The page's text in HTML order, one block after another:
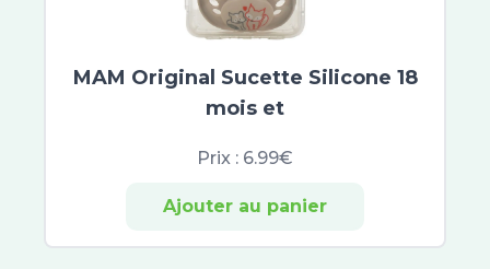
Arthrodont
Regenerate
Sensodyne
Polident
MAM Original Sucette Silicone 18
mois et
Prix : 6.99€
Ajouter au panier